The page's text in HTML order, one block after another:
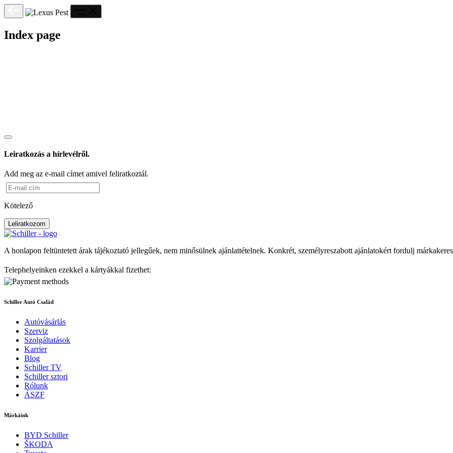
Index page
Leiratkozás a hírlevélről.
Add meg az e-mail címet amivel feliratkoztál.
Kötelező
Leliratkozom
A honlapon feltüntetett árak tájékoztató jellegűek, nem minősülnek ajánlattételnek. Konkrét, személyreszabott ajánlatokért fordulj
Telephelyeinken ezekkel a kártyákkal fizethet:
Schiller Autó Család
Autóvásárlás
Szerviz
Szolgáltatások
Karrier
Blog
Schiller TV
Schiller sztori
Rólunk
ÁSZF
Márkáink
BYD Schiller
ŠKODA